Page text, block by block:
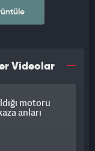
Videolar
motoru
anları